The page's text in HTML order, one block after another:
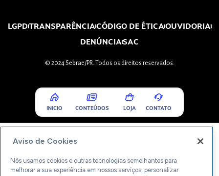
LGPDTRANSPARÊNCIACÓDIGO DE ÉTICAOUVIDORIA
DENÚNCIASAC
© 2024 Sebrae/PR. Todos os direitos reservados.
INICIO CONTEÚDOS LOJA CONTATO
Aviso de Cookies
Nós usamos cookies e outras tecnologias semelhantes para
melhorar a sua experiência em nossos serviços, personalizar